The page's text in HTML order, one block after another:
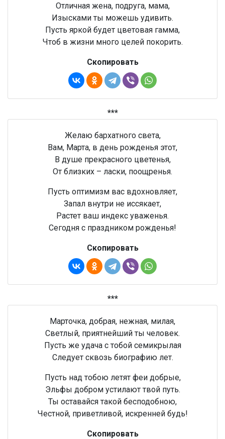
Отличная жена, подруга, мама,
Изысками ты можешь удивить.
Пусть яркой будет цветовая гамма,
Чтоб в жизни много целей покорить.
Скопировать
***
Желаю бархатного света,
Вам, Марта, в день рожденья этот,
В душе прекрасного цветенья,
От близких – ласки, поощренья.
Пусть оптимизм вас вдохновляет,
Запал внутри не иссякает,
Растет ваш индекс уваженья.
Сегодня с праздником рожденья!
Скопировать
***
Марточка, добрая, нежная, милая,
Светлый, приятнейший ты человек.
Пусть же удача с тобой семикрылая
Следует сквозь биографию лет.
Пусть над тобою летят феи добрые,
Эльфы добром устилают твой путь.
Ты оставайся такой бесподобною,
Честной, приветливой, искренней будь!
Скопировать